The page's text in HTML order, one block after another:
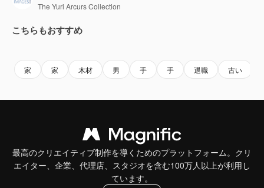
The Yuri Arcurs Collection
こちらもおすすめ
家 家 木材 男 手 手 退職 古い
最高のクリエイティブ制作を導くためのプラットフォーム。クリ
エイター、企業、代理店、スタジオを含む100万人以上が利用し
ています。